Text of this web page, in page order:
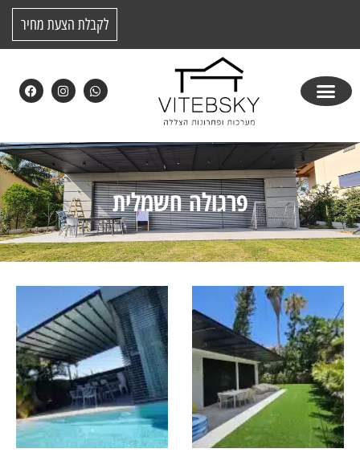
לקבלת הצעת מחיר
פרגולה חשמלית